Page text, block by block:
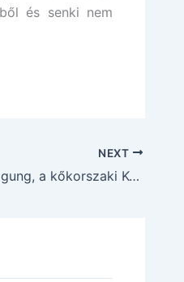
és senki nem
NEXT
Szamszonggung, a kőkorszaki Korea 2. rész